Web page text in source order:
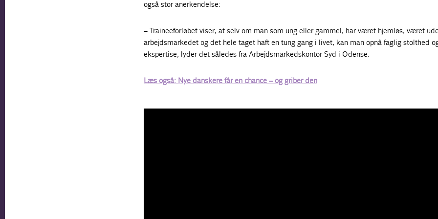
også stor anerkendelse:
– Traineeforløbet viser, at selv om man som ung eller gammel, har været hjemløs, været
arbejdsmarkedet og det hele taget haft en tung gang i livet, kan man opnå faglig stolthed
ekspertise, lyder det således fra Arbejdsmarkedskontor Syd i Odense.
Læs også: Nye danskere får en chance – og griber den